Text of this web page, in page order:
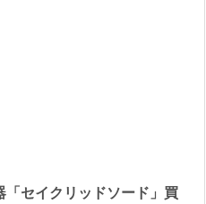
「セイクリッドソード」買